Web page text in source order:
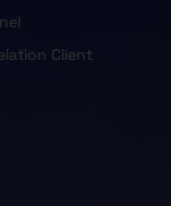
Client